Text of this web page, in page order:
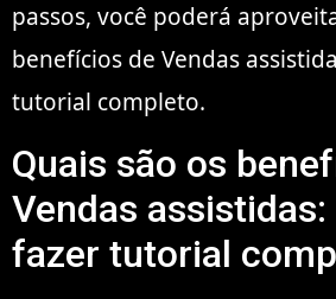
passos, você poderá
benefícios de Vendas
tutorial completo.
Quais são os
Vendas assistidas:
fazer tutorial